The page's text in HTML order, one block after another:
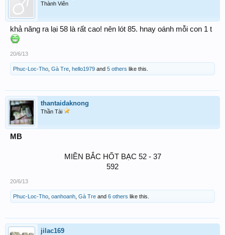
Thành Viên
khả năng ra lại 58 là rất cao! nên lót 85. hnay oánh mỗi con 1 t
20/6/13
Phuc-Loc-Tho Gà Tre hello1979 and 5 others like this.
thantaidaknong
Thần Tài
MB
MIỀN BẮC HỐT BẠC 52 - 37
592​
20/6/13
Phuc-Loc-Tho oanhoanh Gà Tre and 6 others like this.
jilac169